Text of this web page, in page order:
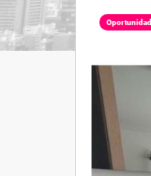
Oportunidad